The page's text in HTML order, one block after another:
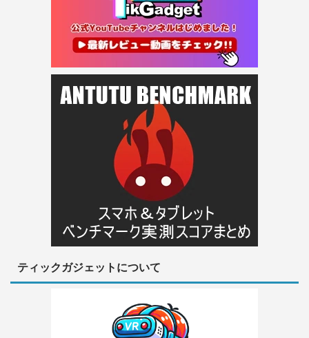
ティックガジェットについて